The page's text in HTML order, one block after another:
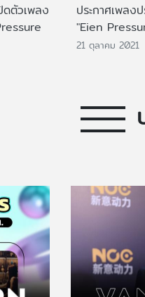
ดตัวเพลง
ประกาศเพลง
"Eien
21 ตุลาคม 2021